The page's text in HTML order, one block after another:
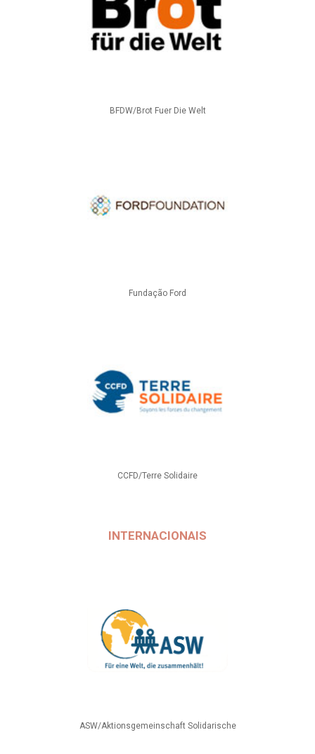
BFDW/Brot Fuer Die Welt
Fundação Ford
CCFD/Terre Solidaire
INTERNACIONAIS
ASW/Aktionsgemeinschaft Solidarische